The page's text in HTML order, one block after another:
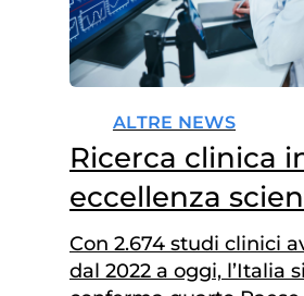
ALTRE NEWS
Ricerca clinica
eccellenza
fragilità
Con 2.674 studi clinici
dal 2022 a oggi, l’Italia si